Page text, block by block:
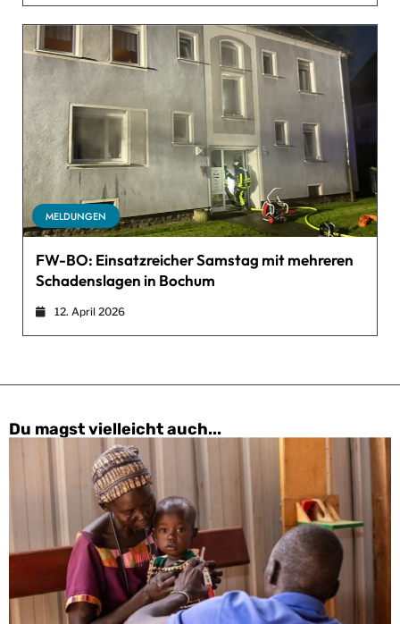
MELDUNGEN
FW-BO: Einsatzreicher Samstag mit mehreren
Schadenslagen in Bochum
12. April 2026
Du magst vielleicht auch...